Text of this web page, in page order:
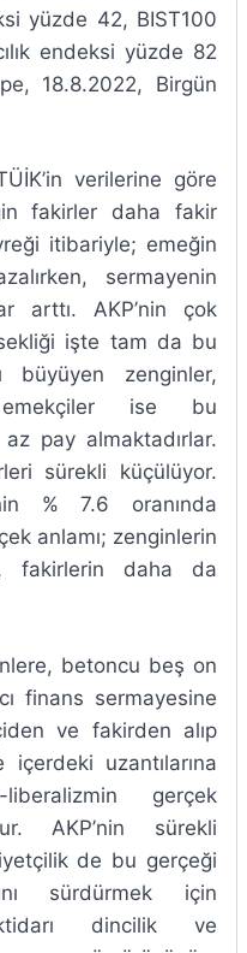
yüzde 42, BIST100
endeksi yüzde 82
18.8.2022, Birgün
verilerine göre
fakirler daha fakir
itibariyle; emeğin
sermayenin
arttı. AKP’nin çok
işte tam da bu
büyüyen zenginler,
emekçiler ise bu
pay almaktadırlar.
sürekli küçülüyor.
% 7.6 oranında
anlamı; zenginlerin
fakirlerin daha da
betoncu beş on
finans sermayesine
ve fakirden alıp
uzantılarına
gerçek
AKP’nin sürekli
de bu gerçeği
sürdürmek için
dincilik ve